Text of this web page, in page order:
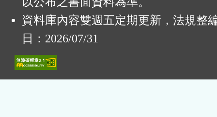
資料庫內容雙週五定期更新，法規整
日：2026/07/31